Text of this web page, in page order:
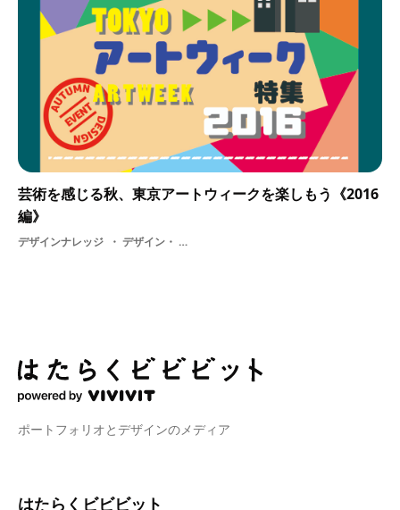
芸術を感じる秋、東京アートウィークを楽しもう《2016
編》
デザインナレッジ デザイン・ デザインウィーク・ アートウィーク・ 休日
ポートフォリオとデザインのメディア
はたらくビビビット